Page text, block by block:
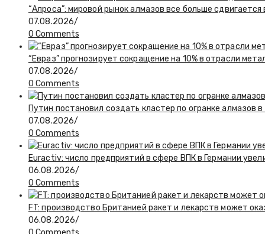
“Алроса”: мировой рынок алмазов все больше
07.08.2026/
0 Comments
“Евраз” прогнозирует сокращение на 10% в отрасли
07.08.2026/
0 Comments
Путин постановил создать кластер по огранке алмазов
07.08.2026/
0 Comments
Euractiv: число предприятий в сфере ВПК в Германии
06.08.2026/
0 Comments
FT: производство Британией ракет и лекарств может
06.08.2026/